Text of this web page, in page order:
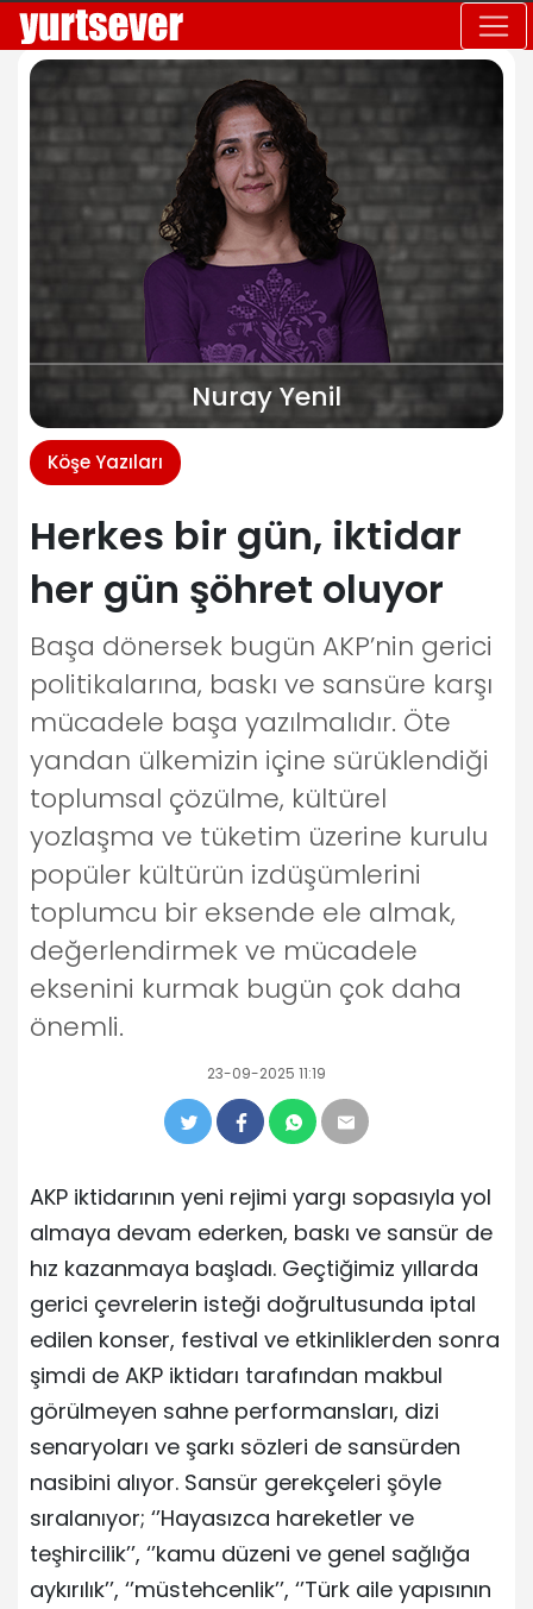
Nuray Yenil
Köşe Yazıları
Herkes bir gün, iktidar
her gün şöhret oluyor
Başa dönersek bugün AKP’nin gerici
politikalarına, baskı ve sansüre karşı
mücadele başa yazılmalıdır. Öte
yandan ülkemizin içine sürüklendiği
toplumsal çözülme, kültürel
yozlaşma ve tüketim üzerine kurulu
popüler kültürün izdüşümlerini
toplumcu bir eksende ele almak,
değerlendirmek ve mücadele
eksenini kurmak bugün çok daha
önemli.
23-09-2025 11:19
AKP iktidarının yeni rejimi yargı sopasıyla yol
almaya devam ederken, baskı ve sansür de
hız kazanmaya başladı. Geçtiğimiz yıllarda
gerici çevrelerin isteği doğrultusunda iptal
edilen konser, festival ve etkinliklerden sonra
şimdi de AKP iktidarı tarafından makbul
görülmeyen sahne performansları, dizi
senaryoları ve şarkı sözleri de sansürden
nasibini alıyor. Sansür gerekçeleri şöyle
sıralanıyor; ‘’Hayasızca hareketler ve
teşhircilik’’, ‘’kamu düzeni ve genel sağlığa
aykırılık’’, ‘’müstehcenlik’’, ‘’Türk aile yapısının